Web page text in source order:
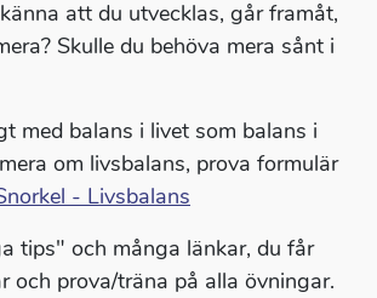
att du utvecklas, går framåt,
Skulle du behöva mera sånt i
med balans i livet som balans i
om livsbalans, prova formulär
- Livsbalans
tips" och många länkar, du får
och prova/träna på alla övningar.